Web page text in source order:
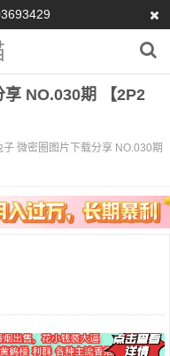
NO.030期 【2P2
子 微密圈图片下载分享 NO.030期